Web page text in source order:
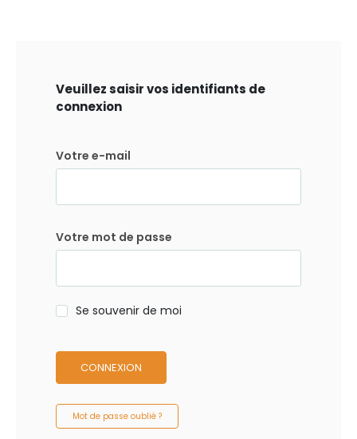
Veuillez saisir vos identifiants de
connexion
Votre e-mail
Votre mot de passe
Se souvenir de moi
CONNEXION
Mot de passe oublié ?